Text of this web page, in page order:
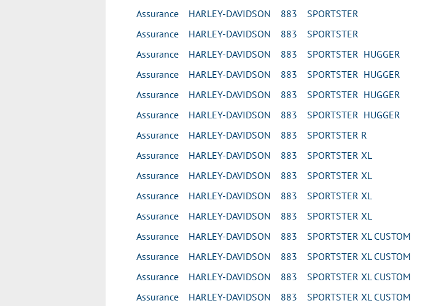
Assurance HARLEY-DAVIDSON 883 SPORTSTER
Assurance HARLEY-DAVIDSON 883 SPORTSTER
Assurance HARLEY-DAVIDSON 883 SPORTSTER HUGGER
Assurance HARLEY-DAVIDSON 883 SPORTSTER HUGGER
Assurance HARLEY-DAVIDSON 883 SPORTSTER HUGGER
Assurance HARLEY-DAVIDSON 883 SPORTSTER HUGGER
Assurance HARLEY-DAVIDSON 883 SPORTSTER R
Assurance HARLEY-DAVIDSON 883 SPORTSTER XL
Assurance HARLEY-DAVIDSON 883 SPORTSTER XL
Assurance HARLEY-DAVIDSON 883 SPORTSTER XL
Assurance HARLEY-DAVIDSON 883 SPORTSTER XL
Assurance HARLEY-DAVIDSON 883 SPORTSTER XL CUSTOM
Assurance HARLEY-DAVIDSON 883 SPORTSTER XL CUSTOM
Assurance HARLEY-DAVIDSON 883 SPORTSTER XL CUSTOM
Assurance HARLEY-DAVIDSON 883 SPORTSTER XL CUSTOM